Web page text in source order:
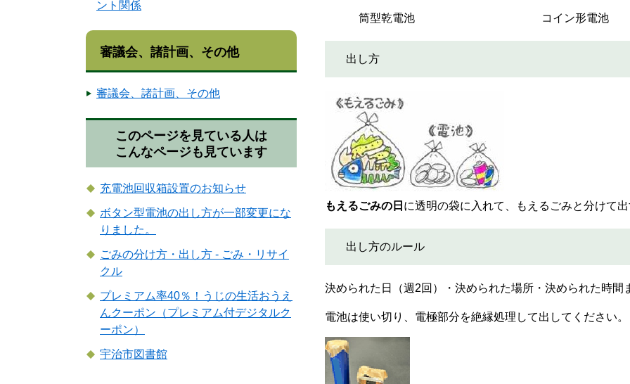
筒型乾電池 コイン形電池
出し方
もえるごみの日 に透明の袋に入れて、もえるごみと分けて出
出し方のルール
決められた日（週2回）・決められた場所・決められた時間
電池は使い切り、電極部分を絶縁処理して出してください。
ント関係
審議会、諸計画、その他
審議会、諸計画、その他
このページを見ている人は
こんなページも見ています
充電池回収箱設置のお知らせ
ボタン型電池の出し方が一部変更にな
りました。
ごみの分け方・出し方 - ごみ・リサイ
クル
プレミアム率40％！うじの生活おうえ
んクーポン（プレミアム付デジタルク
ーポン）
宇治市図書館